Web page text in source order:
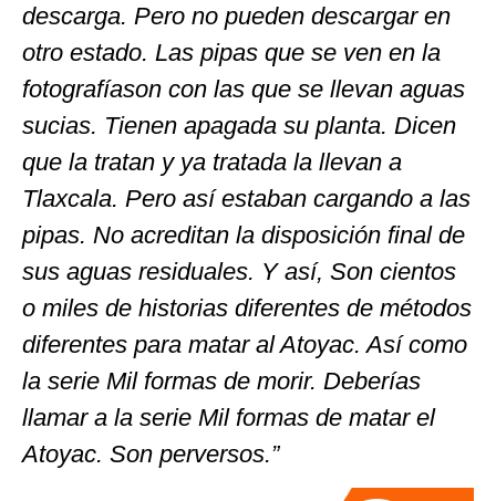
descarga. Pero no pueden descargar en
otro estado. Las pipas que se ven en la
fotografíason con las que se llevan aguas
sucias. Tienen apagada su planta. Dicen
que la tratan y ya tratada la llevan a
Tlaxcala. Pero así estaban cargando a las
pipas. No acreditan la disposición final de
sus aguas residuales. Y así, Son cientos
o miles de historias diferentes de métodos
diferentes para matar al Atoyac. Así como
la serie Mil formas de morir. Deberías
llamar a la serie Mil formas de matar el
Atoyac. Son perversos.”